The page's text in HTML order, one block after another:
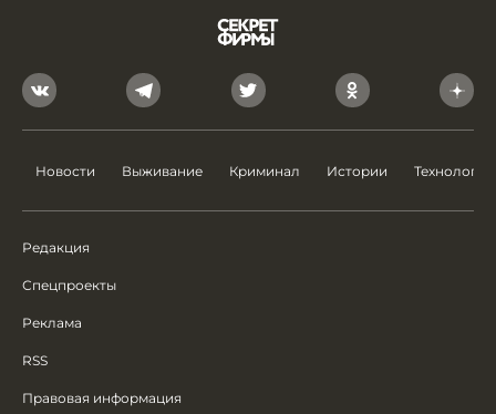
Новости Выживание Криминал Истории Технологии
Редакция
Спецпроекты
Реклама
RSS
Правовая информация